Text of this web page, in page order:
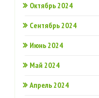
Октябрь 2024
Сентябрь 2024
Июнь 2024
Май 2024
Апрель 2024